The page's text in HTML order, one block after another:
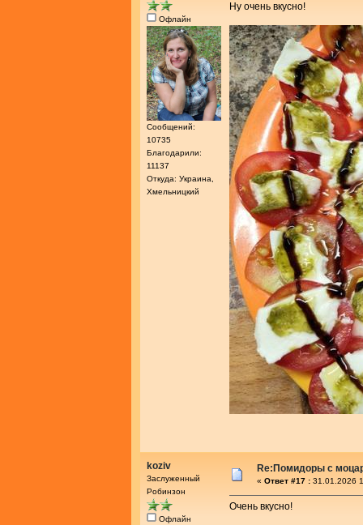
Офлайн
Сообщений:
10735
Благодарили:
11137
Откуда: Украина,
Хмельницкий
Ну очень вкусно!
koziv
Заслуженный
Робинзон
Офлайн
Re:Помидоры с
« Ответ #17 : 31.01.2026
Очень вкусно!